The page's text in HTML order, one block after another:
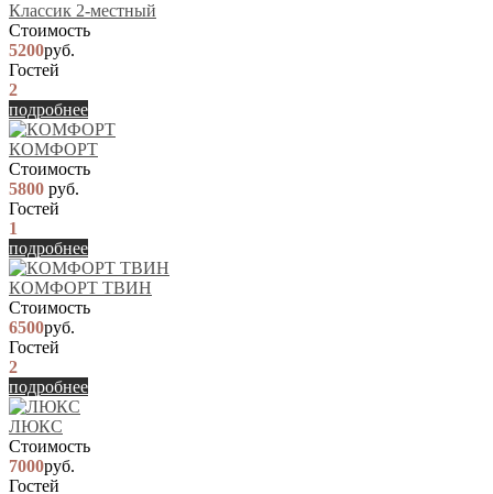
Классик 2-местный
Стоимость
5200руб.
Гостей
2
подробнее
КОМФОРТ
Стоимость
5800 руб.
Гостей
1
подробнее
КОМФОРТ ТВИН
Стоимость
6500руб.
Гостей
2
подробнее
ЛЮКС
Стоимость
7000руб.
Гостей